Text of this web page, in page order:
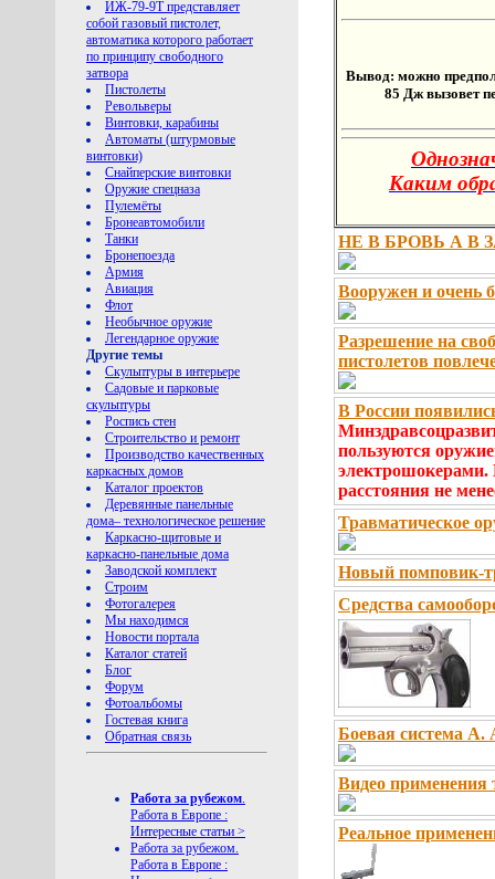
ИЖ-79-9Т представляет
собой газовый пистолет,
автоматика которого работает
по принципу свободного
затвора
Пистолеты
Револьверы
Винтовки, карабины
Автоматы (штурмовые
винтовки)
Снайперские винтовки
Оружие спецназа
Пулемёты
Бронеавтомобили
Танки
Бронепоезда
Армия
Авиация
Флот
Необычное оружие
Легендарное оружие
Другие темы
Скульптуры в интерьере
Садовые и парковые
скульптуры
Роспись стен
Строительство и ремонт
Производство качественных
каркасных домов
Каталог проектов
Деревянные панельные
дома– технологическое решение
Каркасно-щитовые и
каркасно-панельные дома
Заводской комплект
Строим
Фотогалерея
Мы находимся
Новости портала
Каталог статей
Блог
Форум
Фотоальбомы
Гостевая книга
Обратная связь
Работа за рубежом.
Работа в Европе :
Интересные статьи >
Работа за рубежом.
Работа в Европе :
Вывод: можно
85 Дж вызовет
Каким
НЕ В БРОВЬ А В
Вооружен и очень
Разрешение на
пистолетов
В России
пользуются
электрошокерами.
расстояния не
Травматическое
Новый помповик-
Средства
Боевая система А.
Видео применения
Реальное